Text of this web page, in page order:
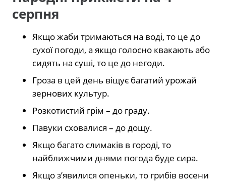
серпня
Якщо жаби тримаються на воді, то це до
сухої погоди, а якщо голосно квакають або
сидять на суші, то це до негоди.
Гроза в цей день віщує багатий урожай
зернових культур.
Розкотистий грім – до граду.
Павуки сховалися – до дощу.
Якщо багато слимаків в городі, то
найближчими днями погода буде сира.
Якщо з’явилися опеньки, то грибів восени